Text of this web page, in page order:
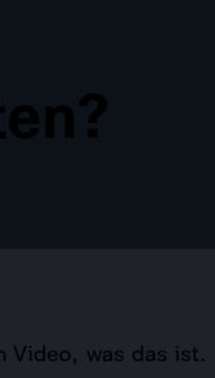
Video, was das ist.